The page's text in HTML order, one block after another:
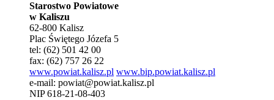
Starostwo Powiatowe
w Kaliszu
62-800 Kalisz
Plac Świętego Józefa 5
tel: (62) 501 42 00
fax: (62) 757 26 22
www.powiat.kalisz.pl www.bip.powiat.kalisz.pl
e-mail: powiat@powiat.kalisz.pl
NIP 618-21-08-403